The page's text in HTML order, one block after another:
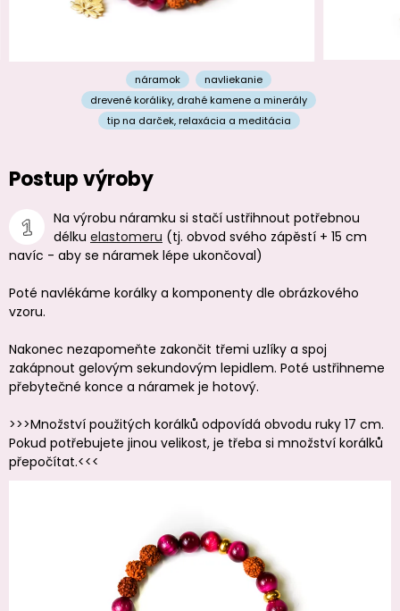
náramok
navliekanie
drevené koráliky, drahé kamene a minerály
tip na darček, relaxácia a meditácia
Postup výroby
Na výrobu náramku si stačí ustřihnout potřebnou
délku elastomeru (tj. obvod svého zápěstí + 15 cm
navíc - aby se náramek lépe ukončoval)
Poté navlékáme korálky a komponenty dle obrázkového
vzoru.
Nakonec nezapomeňte zakončit třemi uzlíky a spoj
zakápnout gelovým sekundovým lepidlem. Poté ustřihneme
přebytečné konce a náramek je hotový.
>>>Množství použitých korálků odpovídá obvodu ruky 17 cm.
Pokud potřebujete jinou velikost, je třeba si množství korálků
přepočítat.<<<